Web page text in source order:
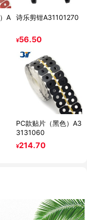
A
诗乐剪钳A31101270
¥56.50
PC款贴片（黑色）A3
3131060
¥214.70